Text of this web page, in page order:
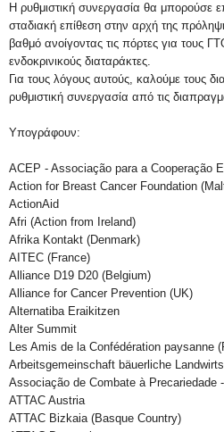
Η ρυθμιστική συνεργασία θα μπορούσε
σταδιακή επίθεση στην αρχή της
βαθμό ανοίγοντας τις πόρτες για τους
ενδοκρινικούς διαταράκτες.
Για τους λόγους αυτούς, καλούμε τους
ρυθμιστική συνεργασία από τις
Υπογράφουν:
ACEP - Associação para a Cooperação
Action for Breast Cancer Foundation
ActionAid
Afri (Action from Ireland)
Afrika Kontakt (Denmark)
AITEC (France)
Alliance D19 D20 (Belgium)
Alliance for Cancer Prevention (UK)
Alternatiba Eraikitzen
Alter Summit
Les Amis de la Confédération paysanne
Arbeitsgemeinschaft bäuerliche
Associação de Combate à
ATTAC Austria
ATTAC Bizkaia (Basque Country)